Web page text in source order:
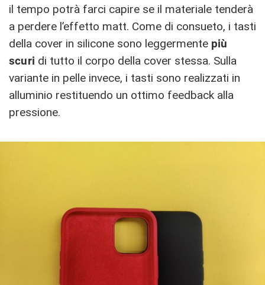
il tempo potrà farci capire se il materiale tenderà
a perdere l’effetto matt. Come di consueto, i tasti
della cover in silicone sono leggermente più
scuri di tutto il corpo della cover stessa. Sulla
variante in pelle invece, i tasti sono realizzati in
alluminio restituendo un ottimo feedback alla
pressione.